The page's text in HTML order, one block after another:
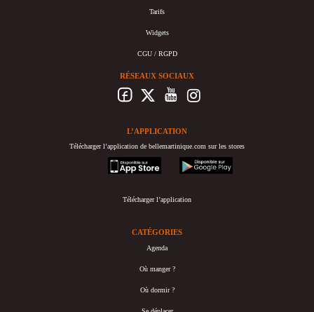
Tarifs
Widgets
CGU / RGPD
RÉSEAUX SOCIAUX
L’APPLICATION
Télécharger l’application de bellemartinique.com sur les stores
appstore
googleplay
Télécharger l’application
CATÉGORIES
Agenda
Où manger ?
Où dormir ?